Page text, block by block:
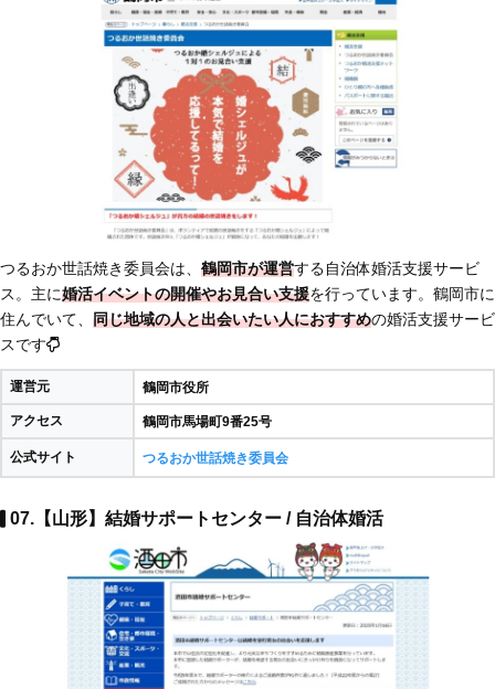
つるおか世話焼き委員会は、 鶴岡市が運営する自治体婚活支援サービ
ス。主に婚活イベントの開催やお見合い支援を行っています。鶴岡市に
住んでいて、 同じ地域の人と出会いたい人におすすめの婚活支援サービ
スです
運営元 鶴岡市役所
アクセス 鶴岡市馬場町9番25号
公式サイト つるおか世話焼き委員会
07.【山形】結婚サポートセンター / 自治体婚活